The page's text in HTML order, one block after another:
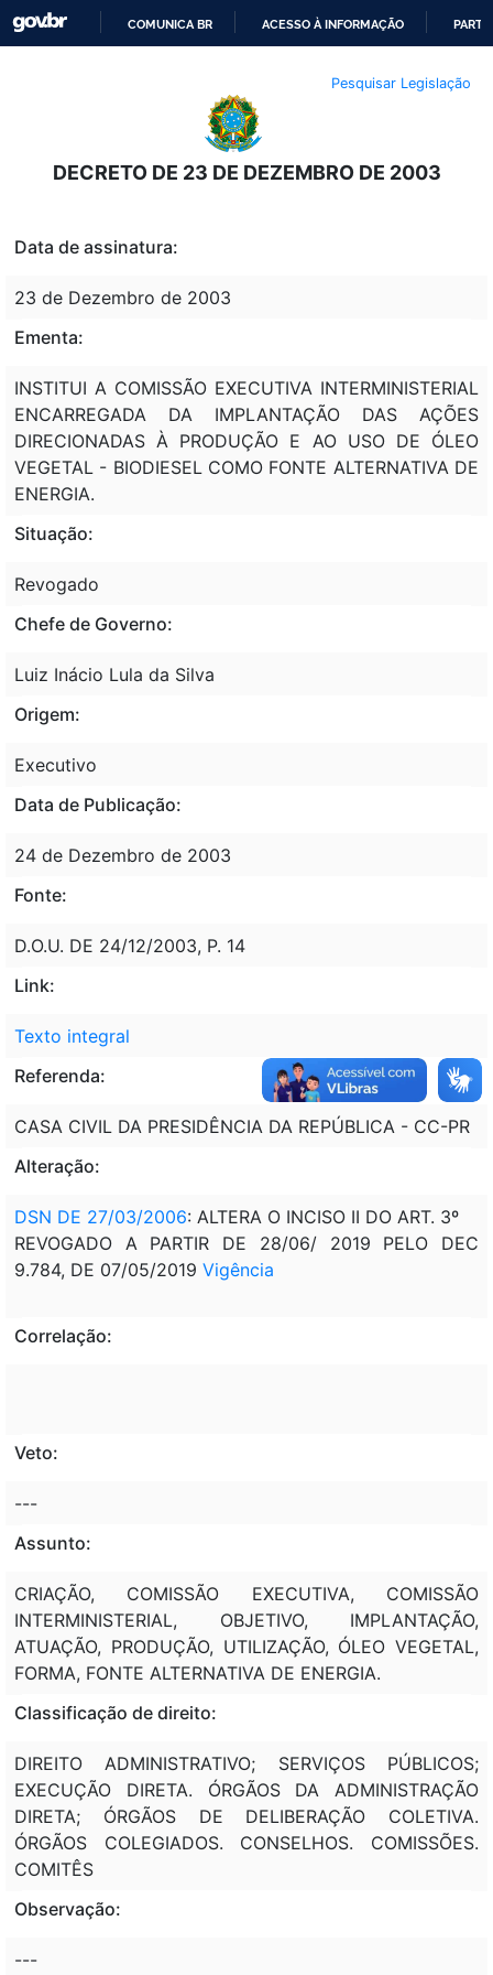
O
CONTEÚDO
COMUNICA BR ACESSO À INFORMAÇÃO
Pesquisar Legislação
DECRETO DE 23 DE DEZEMBRO DE 2003
Data de assinatura:
23 de Dezembro de 2003
Ementa:
INSTITUI A COMISSÃO EXECUTIVA INTERMINISTERIAL
ENCARREGADA DA IMPLANTAÇÃO DAS AÇÕES
DIRECIONADAS À PRODUÇÃO E AO USO DE ÓLEO
VEGETAL - BIODIESEL COMO FONTE ALTERNATIVA DE
ENERGIA.
Situação:
Revogado
Chefe de Governo:
Luiz Inácio Lula da Silva
Origem:
Executivo
Data de Publicação:
24 de Dezembro de 2003
Fonte:
D.O.U. DE 24/12/2003, P. 14
Link:
Texto integral
Referenda:
CASA CIVIL DA PRESIDÊNCIA DA REPÚBLICA - CC-PR
Alteração:
DSN DE 27/03/2006: ALTERA O INCISO II DO ART. 3º
REVOGADO A PARTIR DE 28/06/ 2019 PELO DEC
9.784, DE 07/05/2019 Vigência
Correlação:
Veto:
---
Assunto:
CRIAÇÃO, COMISSÃO EXECUTIVA, COMISSÃO
INTERMINISTERIAL, OBJETIVO, IMPLANTAÇÃO,
ATUAÇÃO, PRODUÇÃO, UTILIZAÇÃO, ÓLEO VEGETAL,
FORMA, FONTE ALTERNATIVA DE ENERGIA.
Classificação de direito:
DIREITO ADMINISTRATIVO; SERVIÇOS PÚBLICOS;
EXECUÇÃO DIRETA. ÓRGÃOS DA ADMINISTRAÇÃO
DIRETA; ÓRGÃOS DE DELIBERAÇÃO COLETIVA.
ÓRGÃOS COLEGIADOS. CONSELHOS. COMISSÕES.
COMITÊS
Observação:
---